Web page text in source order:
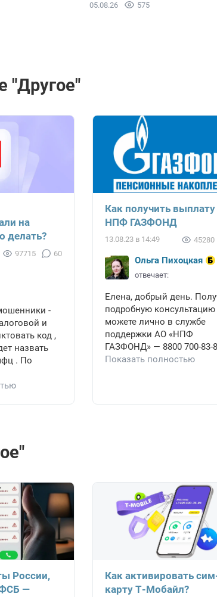
05.08.26 575
"Другое"
на
делать?
97715 60
-
и
код ,
назвать
. По
Как получить выплату
НПФ ГАЗФОНД
13.08.23 в 14:49 45280
Ольга Пихоцкая
отвечает:
Елена, добрый день.
подробную
можете лично в службе
поддержки АО «НПФ
ГАЗФОНД» — 8800 700-83-
Показать полностью
России,
ФСБ —
Как активировать
карту Т-Мобайл?